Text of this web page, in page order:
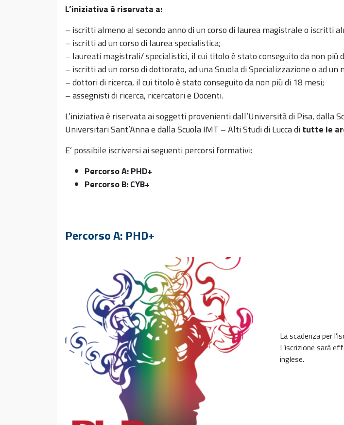
L’iniziativa è riservata a:
– iscritti almeno al secondo anno di un corso di laurea magistrale o iscritti
– iscritti ad un corso di laurea specialistica;
– laureati magistrali/ specialistici, il cui titolo è stato conseguito da non più
– iscritti ad un corso di dottorato, ad una Scuola di Specializzazione o ad un
– dottori di ricerca, il cui titolo è stato conseguito da non più di 18 mesi;
– assegnisti di ricerca, ricercatori e Docenti.
L’iniziativa è riservata ai soggetti provenienti dall’Università di Pisa, dalla
Universitari Sant’Anna e dalla Scuola IMT – Alti Studi di Lucca ditutte le
E’ possibile iscriversi ai seguenti percorsi formativi:
Percorso A: PHD+
Percorso B: CYB+
Percorso A: PHD+
La scadenza per
L’iscrizione sarà
inglese.